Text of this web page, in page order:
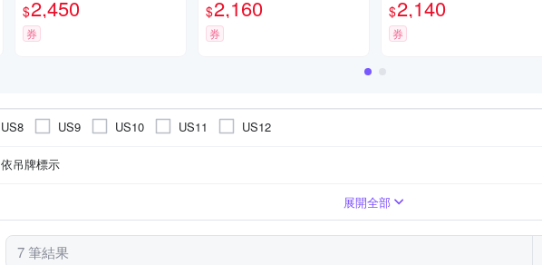
CH-ZLM02-HI34 天際青
銅
$2,450
券
FM01-HL51 輕舟檸檬
$2,160
券
1-HL78 滄海泥潤
$2,140
券
US8 US9 US10 US11 US12
依吊牌標示
展開全部
7 筆結果